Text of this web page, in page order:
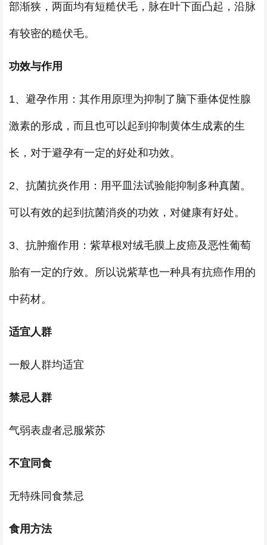
部渐狭，两面均有短糙伏毛，脉在叶下面凸起，沿脉
有较密的糙伏毛。
功效与作用
1、避孕作用：其作用原理为抑制了脑下垂体促性腺
激素的形成，而且也可以起到抑制黄体生成素的生
长，对于避孕有一定的好处和功效。
2、抗菌抗炎作用：用平皿法试验能抑制多种真菌。
可以有效的起到抗菌消炎的功效，对健康有好处。
3、抗肿瘤作用：紫草根对绒毛膜上皮癌及恶性葡萄
胎有一定的疗效。所以说紫草也一种具有抗癌作用的
中药材。
适宜人群
一般人群均适宜
禁忌人群
气弱表虚者忌服紫苏
不宜同食
无特殊同食禁忌
食用方法